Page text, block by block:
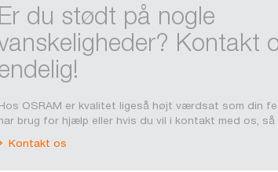
Er du stødt på nogle
Kontakt
OSRAM er kvalitet ligeså højt værdsat som din
brug for hjælp eller hvis du vil i kontakt med os, så
Kontakt os